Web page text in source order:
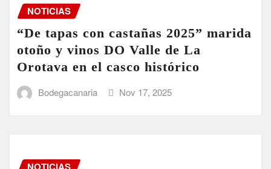
NOTICIAS
“De tapas con castañas 2025” marida
otoño y vinos DO Valle de La
Orotava en el casco histórico
Bodegacanaria Nov 17, 2025